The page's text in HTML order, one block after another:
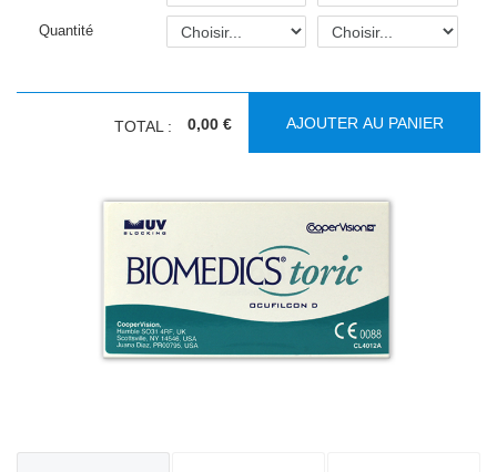
Quantité
TOTAL : 0,00 € AJOUTER AU PANIER